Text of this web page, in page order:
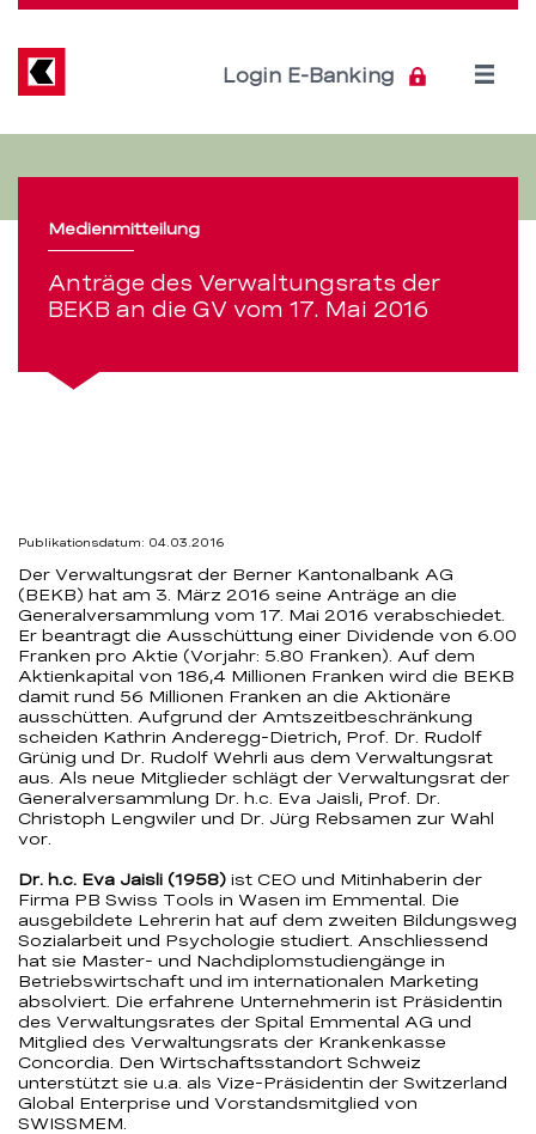
des
Verwaltungsrats
der
BEKB
GV
vom
17. Mai 2016
–
BEKB
Direkt
Inhalt
Login E-Banking
Open
Medienmitteilung
Anträge des Verwaltungsrats der
BEKB an die GV vom 17. Mai 2016
Publikationsdatum: 04.03.2016
Der Verwaltungsrat der Berner Kantonalbank AG
(BEKB) hat am 3. März 2016 seine Anträge an die
Generalversammlung vom 17. Mai 2016 verabschiedet.
Er beantragt die Ausschüttung einer Dividende von 6.00
Franken pro Aktie (Vorjahr: 5.80 Franken). Auf dem
Aktienkapital von 186,4 Millionen Franken wird die BEKB
damit rund 56 Millionen Franken an die Aktionäre
ausschütten. Aufgrund der Amtszeitbeschränkung
scheiden Kathrin Anderegg-Dietrich, Prof. Dr. Rudolf
Grünig und Dr. Rudolf Wehrli aus dem Verwaltungsrat
aus. Als neue Mitglieder schlägt der Verwaltungsrat der
Generalversammlung Dr. h.c. Eva Jaisli, Prof. Dr.
Christoph Lengwiler und Dr. Jürg Rebsamen zur Wahl
vor.
Dr. h.c. Eva Jaisli (1958) ist CEO und Mitinhaberin der
Firma PB Swiss Tools in Wasen im Emmental. Die
ausgebildete Lehrerin hat auf dem zweiten Bildungsweg
Sozialarbeit und Psychologie studiert. Anschliessend
hat sie Master- und Nachdiplomstudiengänge in
Betriebswirtschaft und im internationalen Marketing
absolviert. Die erfahrene Unternehmerin ist Präsidentin
des Verwaltungsrates der Spital Emmental AG und
Mitglied des Verwaltungsrats der Krankenkasse
Concordia. Den Wirtschaftsstandort Schweiz
unterstützt sie u.a. als Vize-Präsidentin der Switzerland
Global Enterprise und Vorstandsmitglied von
SWISSMEM.